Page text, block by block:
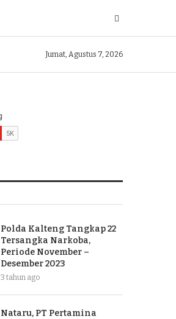
Jumat, Agustus 7, 2026
Polda Kalteng Tangkap 22
Tersangka Narkoba,
Periode November –
Desember 2023
3 tahun ago
Nataru, PT Pertamina